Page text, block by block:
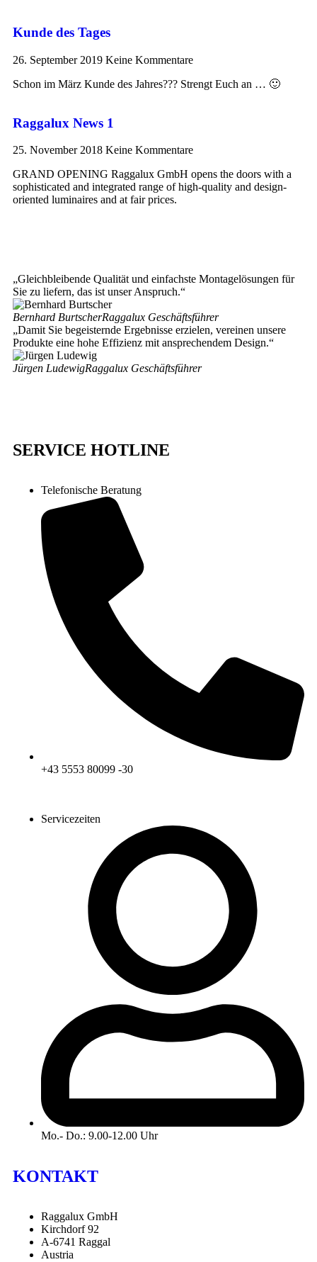
Kunde des Tages
26. September 2019 Keine Kommentare
Schon im März Kunde des Jahres??? Strengt Euch an … 🙂
Raggalux News 1
25. November 2018 Keine Kommentare
GRAND OPENING Raggalux GmbH opens the doors with a
sophisticated and integrated range of high-quality and design-
oriented luminaires and at fair prices.
„Gleichbleibende Qualität und einfachste Montagelösungen für
Sie zu liefern, das ist unser Anspruch.“
Bernhard BurtscherRaggalux Geschäftsführer
„Damit Sie begeisternde Ergebnisse erzielen, vereinen unsere
Produkte eine hohe Effizienz mit ansprechendem Design.“
Jürgen LudewigRaggalux Geschäftsführer
SERVICE HOTLINE
Telefonische Beratung
+43 5553 80099 -30
Servicezeiten
Mo.- Do.: 9.00-12.00 Uhr
KONTAKT
Raggalux GmbH
Kirchdorf 92
A-6741 Raggal
Austria